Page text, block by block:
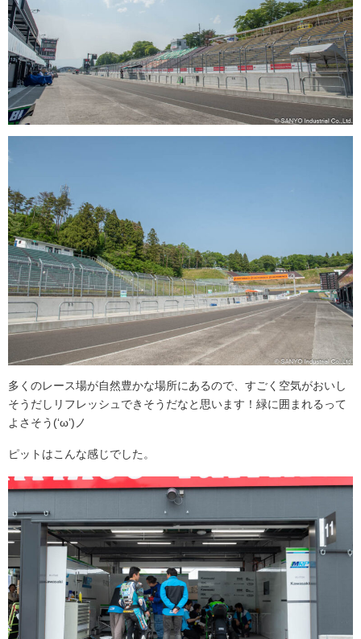
多くのレース場が自然豊かな場所にあるので、すごく空気がおいし
そうだしリフレッシュできそうだなと思います！緑に囲まれるって
よさそう(‘ω’)ノ
ピットはこんな感じでした。